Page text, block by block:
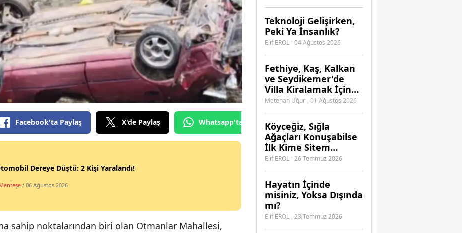
Facebook'ta Paylaş X'de Paylaş Whatsapp'tan Gönder
Dereye Düştü: 2 Kişi Yaralandı!
/ 06 Ağustos 2026
sahip noktalarından biri olan Otmanlar Mahallesi,
Teknoloji Gelişirken,
Peki Ya İnsanlık?
Elif EROL - 04 Ağustos 2026
Fethiye, Kaş, Kalkan
ve Seydikemer'de
Villa Kiralamak İçin
Hangi Acenteye
Güvenebilirsiniz?
Metehan Uğur - 01 Ağustos 2026
Köyceğiz, Sığla
Ağaçları Konuşabilse
İlk Kime Sitem
Ederdi?
Elif EROL - 26 Temmuz 2026
Hayatın İçinde
misiniz, Yoksa Dışında
mı?
Elif EROL - 23 Temmuz 2026